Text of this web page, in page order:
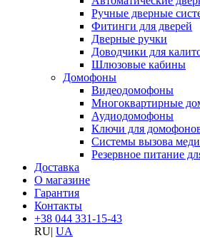
Ручные дверные
Фитинги для дверей
Дверные ручки
Доводчики для
Шлюзовые кабины
Домофоны
Видеодомофоны
Многоквартирные
Аудиодомофоны
Ключи для
Системы вызова
Резервное питание
Доставка
О магазине
Гарантия
Контакты
+38 044 331-15-43
RU| UA